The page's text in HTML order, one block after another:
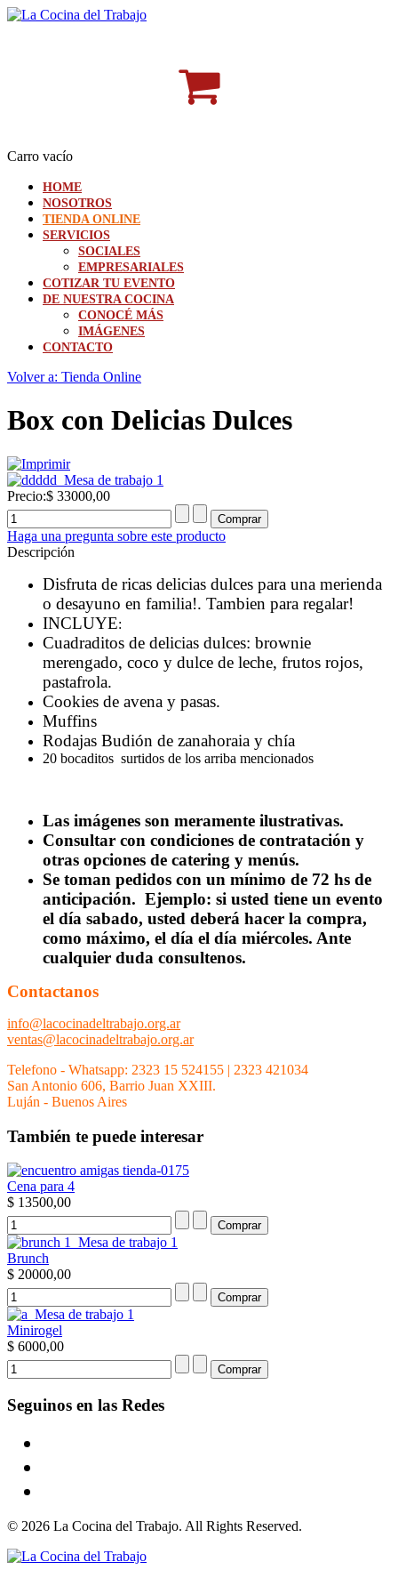
Carro vacío
HOME
NOSOTROS
TIENDA ONLINE
SERVICIOS
SOCIALES
EMPRESARIALES
COTIZAR TU EVENTO
DE NUESTRA COCINA
CONOCÉ MÁS
IMÁGENES
CONTACTO
Volver a: Tienda Online
Box con Delicias Dulces
Precio:$ 33000,00
Haga una pregunta sobre este producto
Descripción
Disfruta de ricas delicias dulces para una merienda
o desayuno en familia!. Tambien para regalar!
INCLUYE:
Cuadraditos de delicias dulces: brownie
merengado, coco y dulce de leche, frutos rojos,
pastafrola.
Cookies de avena y pasas.
Muffins
Rodajas Budión de zanahoraia y chía
20 bocaditos surtidos de los arriba mencionados
Las imágenes son meramente ilustrativas.
Consultar con condiciones de contratación y
otras opciones de catering y menús.
Se toman pedidos con un mínimo de 72 hs de
anticipación. Ejemplo: si usted tiene un evento
el día sabado, usted deberá hacer la compra,
como máximo, el día el día miércoles. Ante
cualquier duda consultenos.
Contactanos
info@lacocinadeltrabajo.org.ar
ventas@lacocinadeltrabajo.org.ar
Telefono - Whatsapp: 2323 15 524155 | 2323 421034
San Antonio 606, Barrio Juan XXIII.
Luján - Buenos Aires
También te puede interesar
Cena para 4
$ 13500,00
Brunch
$ 20000,00
Minirogel
$ 6000,00
Seguinos en las Redes
© 2026 La Cocina del Trabajo. All Rights Reserved.